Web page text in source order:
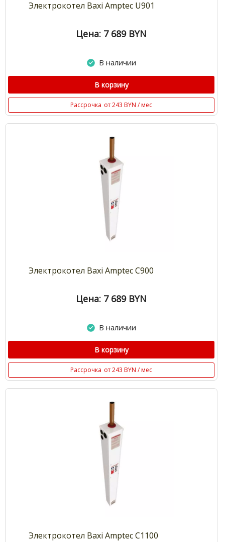
Электрокотел Baxi Amptec U901
Цена: 7 689 BYN
В наличии
В корзину
Рассрочка от 243 BYN / мес
Электрокотел Baxi Amptec С900
Цена: 7 689 BYN
В наличии
В корзину
Рассрочка от 243 BYN / мес
Электрокотел Baxi Amptec С1100